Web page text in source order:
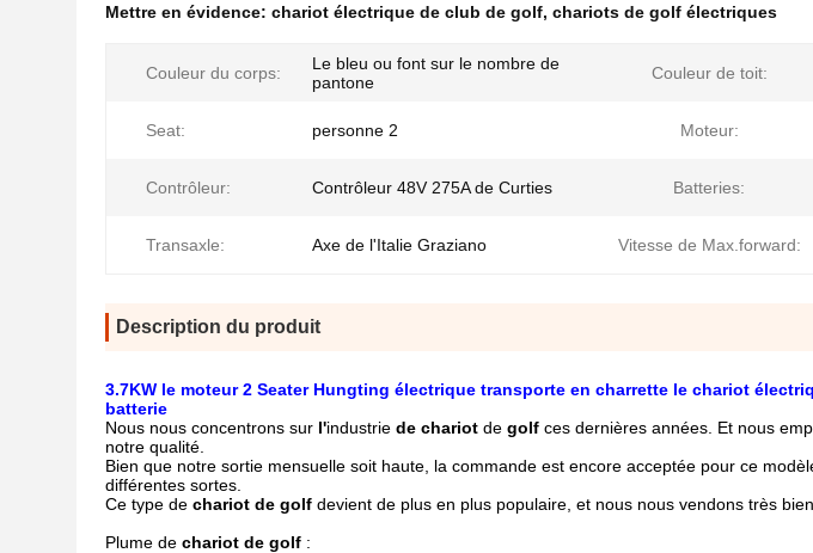
Mettre en évidence: chariot électrique de club de golf, chariots de golf électriques
Couleur du corps:
Le bleu ou font sur le nombre de
pantone
Couleur de toit:
Seat: personne 2 Moteur:
Contrôleur: Contrôleur 48V 275A de Curties Batteries:
Transaxle: Axe de l'Italie Graziano Vitesse de Max.forward:
Description du produit
3.7KW le moteur 2 Seater Hungting électrique transporte en charrette le chariot
batterie
Nous nous concentrons sur l'industrie de chariot de golf ces dernières années. Et nous
notre qualité.
Bien que notre sortie mensuelle soit haute, la commande est encore acceptée pour ce
différentes sortes.
Ce type de chariot de golf devient de plus en plus populaire, et nous nous vendons très
Plume de chariot de golf :